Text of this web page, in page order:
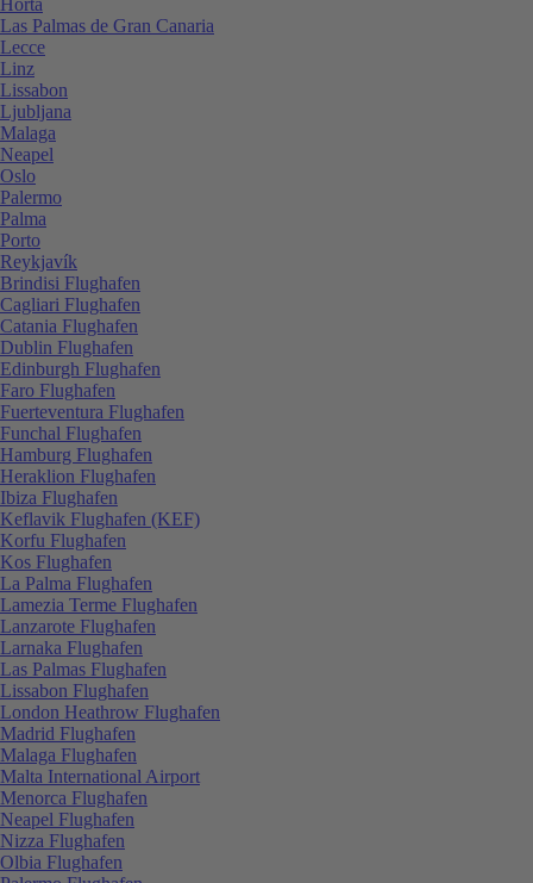
Las Palmas de Gran Canaria
Lecce
Linz
Lissabon
Ljubljana
Malaga
Neapel
Oslo
Palermo
Palma
Porto
Reykjavík
Brindisi Flughafen
Cagliari Flughafen
Catania Flughafen
Dublin Flughafen
Edinburgh Flughafen
Faro Flughafen
Fuerteventura Flughafen
Funchal Flughafen
Hamburg Flughafen
Heraklion Flughafen
Ibiza Flughafen
Keflavik Flughafen (KEF)
Korfu Flughafen
Kos Flughafen
La Palma Flughafen
Lamezia Terme Flughafen
Lanzarote Flughafen
Larnaka Flughafen
Las Palmas Flughafen
Lissabon Flughafen
London Heathrow Flughafen
Madrid Flughafen
Malaga Flughafen
Malta International Airport
Menorca Flughafen
Neapel Flughafen
Nizza Flughafen
Olbia Flughafen